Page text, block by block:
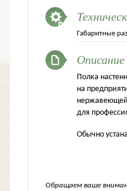
Габаритные
Описание
Полка
на
нержавеющей
для
Обычно
Обращаем ваше